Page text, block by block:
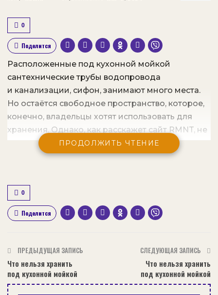
0
Поделится
Расположенные под кухонной мойкой
сантехнические трубы водопровода
и канализации, сифон, занимают много места.
Но остаётся свободное пространство, которое,
конечно, владельцы хотят использовать для
хранения. Однако, как расскажет сайт RMNT, не
все вещи можно безопасно хранить под
мойкой.
На портале Rmnt.ru есть фотоподборка
организации системы хранения под кухонной
мойкой. Это и мини-стеллажи из пластика,
и контейнеры, и органайзеры для дверцы,
и рейлинги, и выдвижные ящики. Проблема
ПРОДОЛЖИТЬ ЧТЕНИЕ
0
Поделится
ПРЕДЫДУЩАЯ ЗАПИСЬ
Что нельзя хранить
под кухонной мойкой
СЛЕДУЮЩАЯ ЗАПИСЬ
Что нельзя хранить
под кухонной мойкой